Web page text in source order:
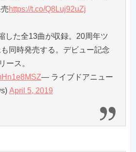
https://t.co/Q8Luj92uZj
した全13曲が収録。20周年ツ
同時発売する。デビュー記念
ース。
— ライブドアニュー
April 5, 2019